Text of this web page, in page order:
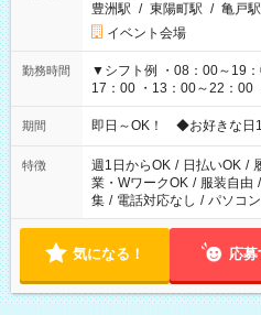
豊洲駅 / 東陽町駅 / 亀戸駅
イベント会場
勤務時間
▼シフト例 ・08：00～19
17：00 ・13：00～22：00 ・16：
仕事により勤務時間が異な
期間 即日～OK！ ◆お好きな日
特徴 週1日からOK / 日払いOK /
業・WワークOK / 服装自由 /
集 / 電話対応なし / パソコ
気になる！ 応募